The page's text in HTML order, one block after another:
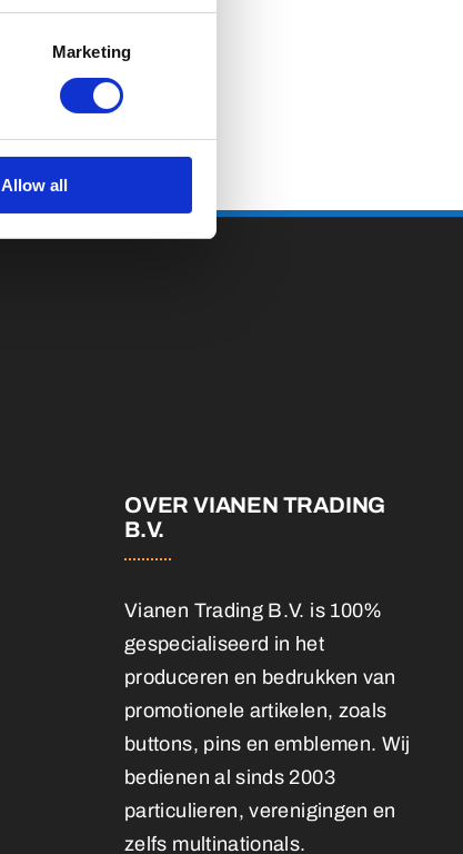
Marketing
Allow all
OVER VIANEN TRADING
B.V.
Vianen Trading B.V. is 100%
gespecialiseerd in het
produceren en bedrukken van
promotionele artikelen, zoals
buttons, pins en emblemen. Wij
bedienen al sinds 2003
particulieren, verenigingen en
zelfs multinationals.